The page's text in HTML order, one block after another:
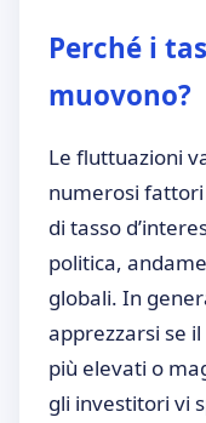
Perché i
muovono?
Le fluttuazioni
numerosi
di tasso
politica,
globali. In
apprezzarsi se
più elevati o
gli investitori vi